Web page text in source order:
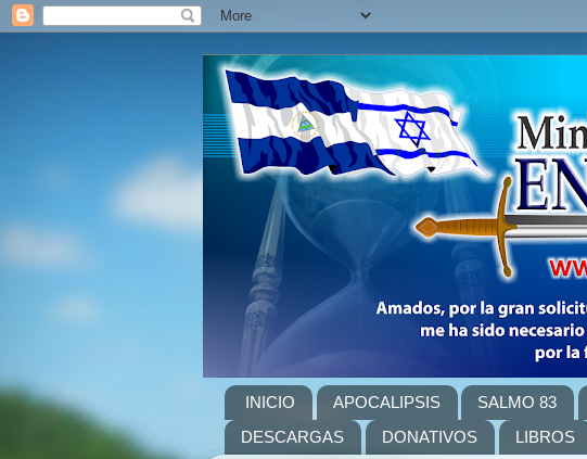
INICIO APOCALIPSIS SALMO 83
DESCARGAS
DONATIVOS LIBROS